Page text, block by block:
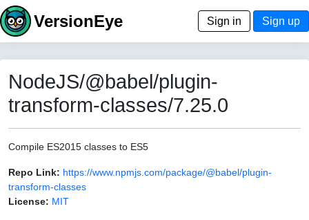
VersionEye Sign in Sign up
NodeJS/@babel/plugin-
transform-classes/7.25.0
Compile ES2015 classes to ES5
Repo Link: https://www.npmjs.com/package/@babel/plugin-
transform-classes
License: MIT